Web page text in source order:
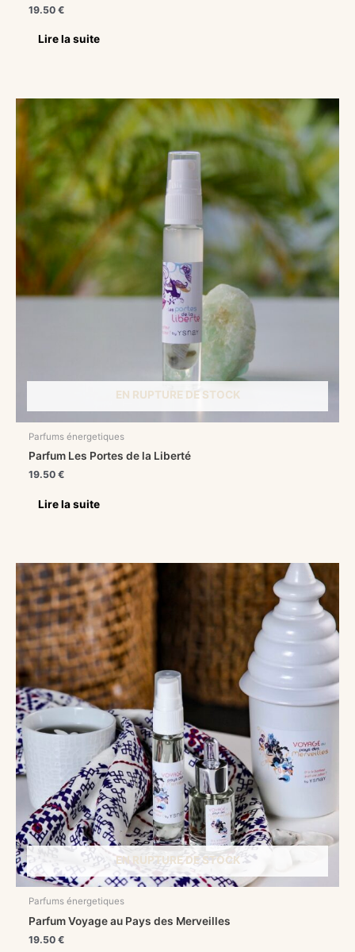
19.50€
Lire la suite
EN RUPTURE DE STOCK
Parfums énergetiques
Parfum Les Portes de la Liberté
19.50€
Lire la suite
EN RUPTURE DE STOCK
Parfums énergetiques
Parfum Voyage au Pays des Merveilles
19.50€